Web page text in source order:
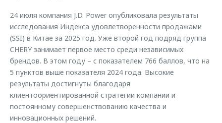
24 июля компания J.D. Power опубликовала результаты
исследования Индекса удовлетворенности продажами
(SSI) в Китае за 2025 год. Уже второй год подряд группа
CHERY занимает первое место среди независимых
брендов. В этом году – с показателем 766 баллов, что на
5 пунктов выше показателя 2024 года. Высокие
результаты достигнуты благодаря
клиентоориентированной стратегии компании и
постоянному совершенствованию качества и
инновационных решений.